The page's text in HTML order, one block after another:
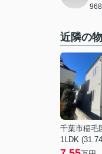
968
近隣の
千葉市稲毛
1LDK